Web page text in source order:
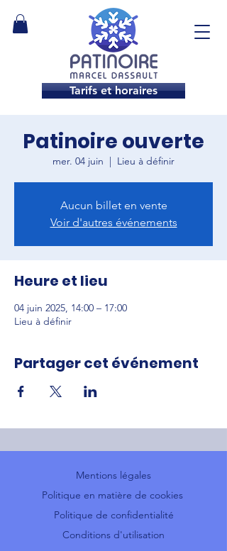
Tarifs et horaires
Patinoire ouverte
mer. 04 juin Lieu à définir
Aucun billet en vente
Voir d'autres événements
Heure et lieu
04 juin 2025, 14:00 – 17:00
Lieu à définir
Partager cet événement
Mentions légales
Politique en matière de cookies
Politique de confidentialité
Conditions d'utilisation